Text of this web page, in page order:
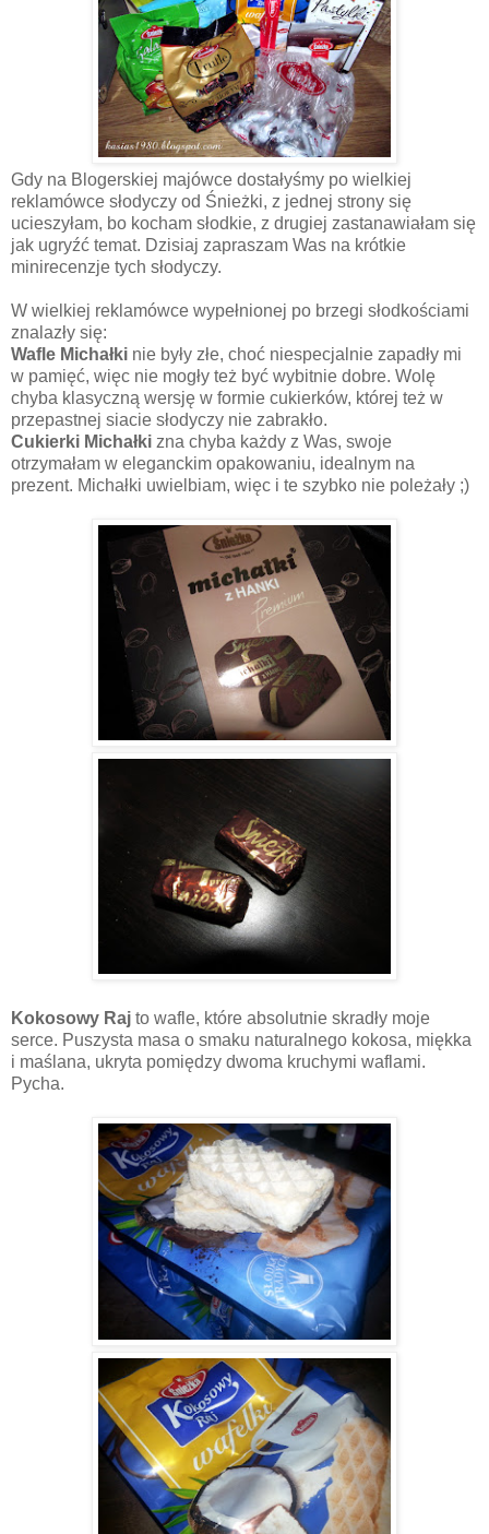
Gdy na Blogerskiej majówce dostałyśmy po wielkiej
reklamówce słodyczy od Śnieżki, z jednej strony się
ucieszyłam, bo kocham słodkie, z drugiej zastanawiałam się
jak ugryźć temat. Dzisiaj zapraszam Was na krótkie
minirecenzje tych słodyczy.
W wielkiej reklamówce wypełnionej po brzegi słodkościami
znalazły się:
Wafle Michałki nie były złe, choć niespecjalnie zapadły mi
w pamięć, więc nie mogły też być wybitnie dobre. Wolę
chyba klasyczną wersję w formie cukierków, której też w
przepastnej siacie słodyczy nie zabrakło.
Cukierki Michałki zna chyba każdy z Was, swoje
otrzymałam w eleganckim opakowaniu, idealnym na
prezent. Michałki uwielbiam, więc i te szybko nie poleżały ;)
Kokosowy Raj to wafle, które absolutnie skradły moje
serce. Puszysta masa o smaku naturalnego kokosa, miękka
i maślana, ukryta pomiędzy dwoma kruchymi waflami.
Pycha.